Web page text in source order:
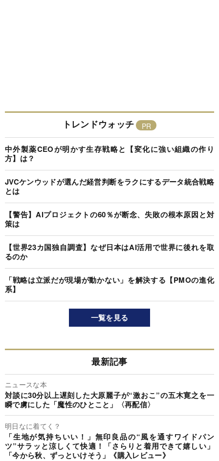
トレンドウォッチ
中外製薬CEOが明かす生存戦略と【変化に強い組織の作り
方】は？
JVCケンウッドが選んだ経営判断をラクにするデータ統合戦略
とは
【警告】AIプロジェクトの60％が断念、失敗の根本原因と対
策は
【世界23カ国独自調査】なぜ日本はAI活用で世界に後れを取
るのか
「戦略は立派だが現場が動かない」を解決する【PMOの進化
系】
一覧を見る
最新記事
ニュースな本
対談に30分以上遅刻した大原麗子が“激おこ”の五木寛之を一
瞬で虜にした「魔性のひとこと」〈再配信〉
明日なに着てく？
「生地が気持ちいい！」無印良品の“風を通すワイドパン
ツ”サラッと涼しくて快適！「さらりと着用できて嬉しい」
「今から秋、ずっといけそう」《購入レビュー》